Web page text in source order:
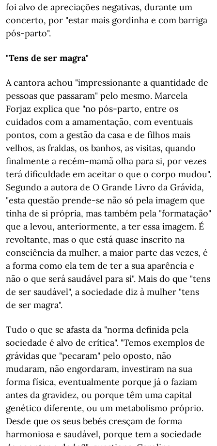
foi alvo de apreciações negativas, durante um
concerto, por "estar mais gordinha e com barriga
pós-parto".
"Tens de ser magra"
A cantora achou "impressionante a quantidade de
pessoas que passaram" pelo mesmo. Marcela
Forjaz explica que "no pós-parto, entre os
cuidados com a amamentação, com eventuais
pontos, com a gestão da casa e de filhos mais
velhos, as fraldas, os banhos, as visitas, quando
finalmente a recém-mamã olha para si, por vezes
terá dificuldade em aceitar o que o corpo mudou".
Segundo a autora de O Grande Livro da Grávida,
"esta questão prende-se não só pela imagem que
tinha de si própria, mas também pela "formatação"
que a levou, anteriormente, a ter essa imagem. É
revoltante, mas o que está quase inscrito na
consciência da mulher, a maior parte das vezes, é
a forma como ela tem de ter a sua aparência e
não o que será saudável para si". Mais do que "tens
de ser saudável", a sociedade diz à mulher "tens
de ser magra".
Tudo o que se afasta da "norma definida pela
sociedade é alvo de crítica". "Temos exemplos de
grávidas que "pecaram" pelo oposto, não
mudaram, não engordaram, investiram na sua
forma física, eventualmente porque já o faziam
antes da gravidez, ou porque têm uma capital
genético diferente, ou um metabolismo próprio.
Desde que os seus bebés cresçam de forma
harmoniosa e saudável, porque tem a sociedade